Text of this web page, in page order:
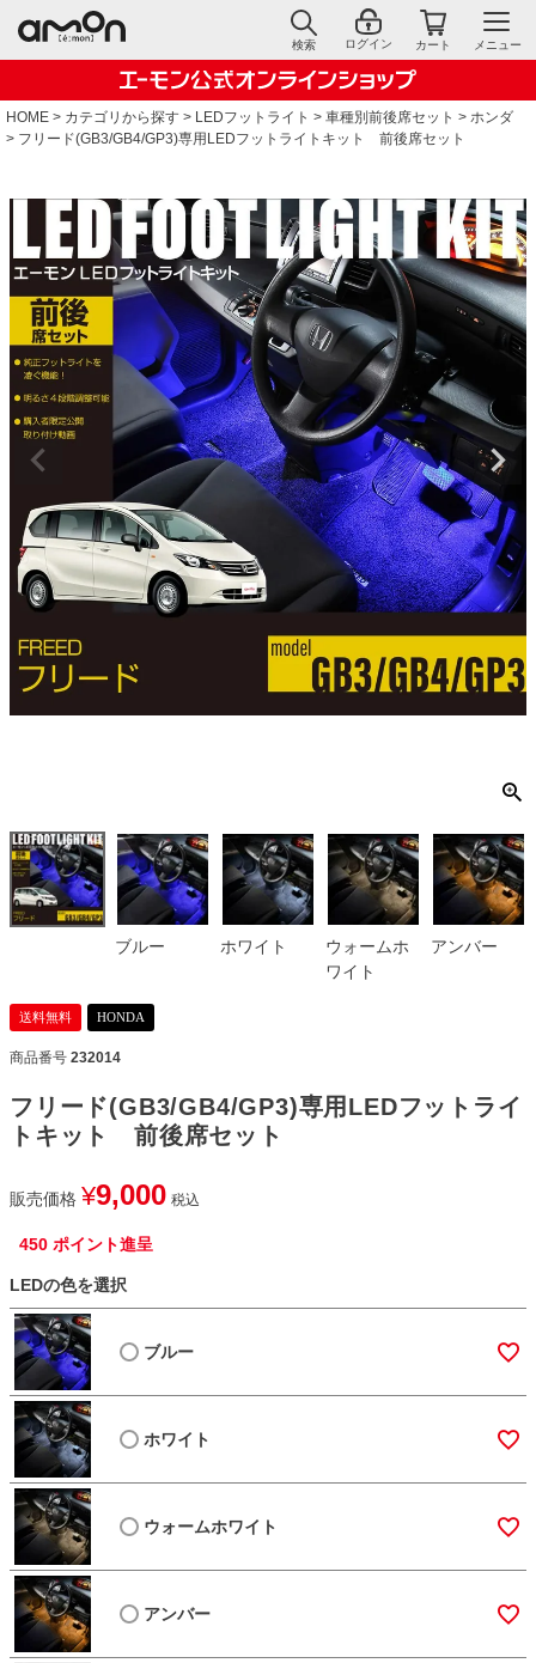
検索 ログイン カート メニュー
HOME カテゴリから探す LEDフットライト 車種別前後席セット
ホンダ
フリード(GB3/GB4/GP3)専用LEDフットライトキット 前後席セット
ブルー ホワイト
ウォームホ
ワイト
アンバー
送料無料 HONDA
商品番号 232014
フリード(GB3/GB4/GP3)専用LEDフットライ
トキット 前後席セット
販売価格 ¥9,000 税込
450 ポイント進呈
LEDの色を選択
ブルー
ホワイト
ウォームホワイト
アンバー